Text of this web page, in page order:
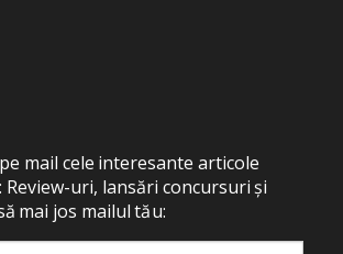
mail cele interesante articole
Review-uri, lansări concursuri și
mai jos mailul tău: